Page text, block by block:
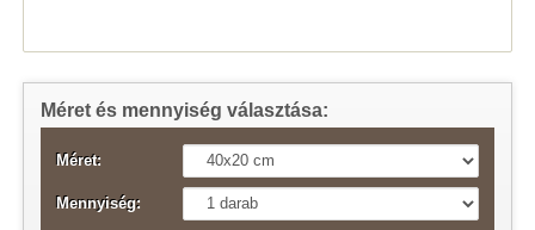
Méret és mennyiség választása:
Méret:
Mennyiség: